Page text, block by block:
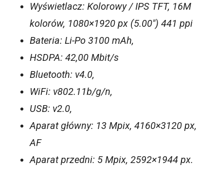
Wyświetlacz: Kolorowy / IPS TFT, 16M
kolorów, 1080×1920 px (5.00″) 441 ppi
Bateria: Li-Po 3100 mAh,
HSDPA: 42,00 Mbit/s
Bluetooth: v4.0,
WiFi: v802.11b/g/n,
USB: v2.0,
Aparat główny: 13 Mpix, 4160×3120 px,
AF
Aparat przedni: 5 Mpix, 2592×1944 px.